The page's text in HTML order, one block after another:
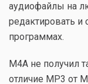
аудиофайлы на
редактировать и
программах.
М4А не получил
отличие MP3 от